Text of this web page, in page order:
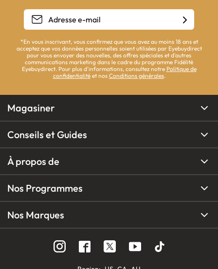
*En vous inscrivant, vous confirmez que vous avez au moins 18 ans et
acceptez que vos données personnelles soient utilisées par Eyebuydirect
pour vous envoyer des nouvelles, des offres spéciales et d'autres
communications marketing dans le cadre du programme Fidélité
Eyebuydirect. Pour plus d'informations, consultez notre Politique de
confidentialitéet nos Conditions générales.
Magasiner
Conseils et Guides
À propos de
Nos Programmes
Nos Marques